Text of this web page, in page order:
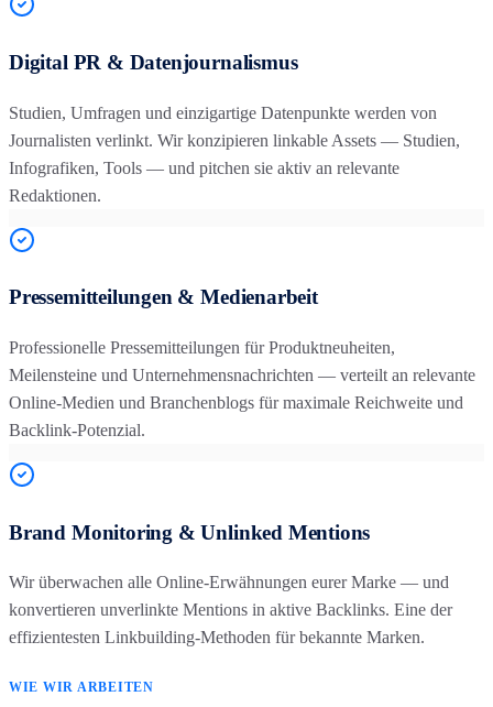
Digital PR & Datenjournalismus
Studien, Umfragen und einzigartige Datenpunkte werden von
Journalisten verlinkt. Wir konzipieren linkable Assets — Studien,
Infografiken, Tools — und pitchen sie aktiv an relevante
Redaktionen.
Pressemitteilungen & Medienarbeit
Professionelle Pressemitteilungen für Produktneuheiten,
Meilensteine und Unternehmensnachrichten — verteilt an relevante
Online-Medien und Branchenblogs für maximale Reichweite und
Backlink-Potenzial.
Brand Monitoring & Unlinked Mentions
Wir überwachen alle Online-Erwähnungen eurer Marke — und
konvertieren unverlinkte Mentions in aktive Backlinks. Eine der
effizientesten Linkbuilding-Methoden für bekannte Marken.
WIE WIR ARBEITEN